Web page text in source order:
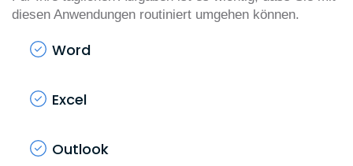
diesen Anwendungen routiniert umgehen können.
Word
Excel
Outlook